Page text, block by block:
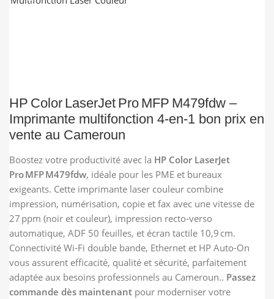
HP Color LaserJet Pro MFP M479fdw –
Imprimante multifonction 4-en-1 bon prix en
vente au Cameroun
Boostez votre productivité avec la HP Color LaserJet
Pro MFP M479fdw, idéale pour les PME et bureaux
exigeants. Cette imprimante laser couleur combine
impression, numérisation, copie et fax avec une vitesse de
27 ppm (noir et couleur), impression recto-verso
automatique, ADF 50 feuilles, et écran tactile 10,9 cm.
Connectivité Wi‑Fi double bande, Ethernet et HP Auto-On
vous assurent efficacité, qualité et sécurité, parfaitement
adaptée aux besoins professionnels au Cameroun.. Passez
commande dès maintenant pour moderniser votre